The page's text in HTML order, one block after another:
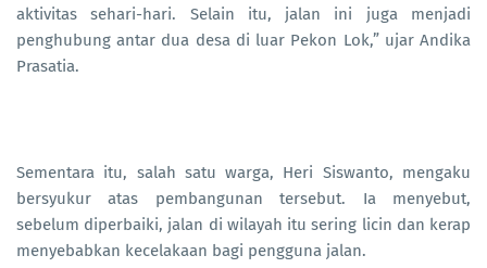
aktivitas sehari-hari. Selain itu, jalan ini juga menjadi
penghubung antar dua desa di luar Pekon Lok,” ujar Andika
Prasatia.
Sementara itu, salah satu warga, Heri Siswanto, mengaku
bersyukur atas pembangunan tersebut. Ia menyebut,
sebelum diperbaiki, jalan di wilayah itu sering licin dan kerap
menyebabkan kecelakaan bagi pengguna jalan.